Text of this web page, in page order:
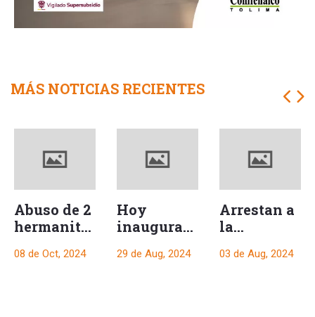
MÁS NOTICIAS RECIENTES
Abuso de 2
hermanitas
tenían 6 y
08 de Oct, 2024
Hoy
inauguran
sala de
29 de Aug, 2024
Arrestan a
la
del Líbano
03 de Aug, 2024